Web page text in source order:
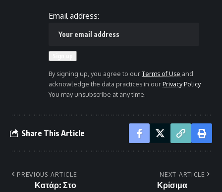
Email address:
By signing up, you agree to ourTerms of Use and
acknowledge the data practices in ourPrivacy Policy.
You may unsubscribe at any time.
Share This Article
PREVIOUS ARTICLE
Κατάρ: Στο
NEXT ARTICLE
Κρίσιμα